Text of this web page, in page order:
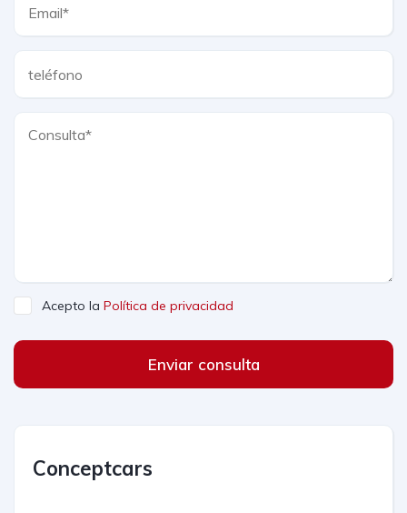
Acepto la Política de privacidad
Enviar consulta
Conceptcars